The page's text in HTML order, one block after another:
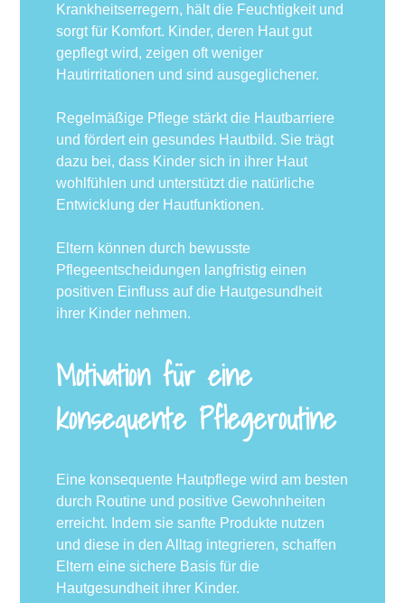
Krankheitserregern, hält die Feuchtigkeit und
sorgt für Komfort. Kinder, deren Haut gut
gepflegt wird, zeigen oft weniger
Hautirritationen und sind ausgeglichener.
Regelmäßige Pflege stärkt die Hautbarriere
und fördert ein gesundes Hautbild. Sie trägt
dazu bei, dass Kinder sich in ihrer Haut
wohlfühlen und unterstützt die natürliche
Entwicklung der Hautfunktionen.
Eltern können durch bewusste
Pflegeentscheidungen langfristig einen
positiven Einfluss auf die Hautgesundheit
ihrer Kinder nehmen.
Motivation für eine
konsequente Pflegeroutine
Eine konsequente Hautpflege wird am besten
durch Routine und positive Gewohnheiten
erreicht. Indem sie sanfte Produkte nutzen
und diese in den Alltag integrieren, schaffen
Eltern eine sichere Basis für die
Hautgesundheit ihrer Kinder.